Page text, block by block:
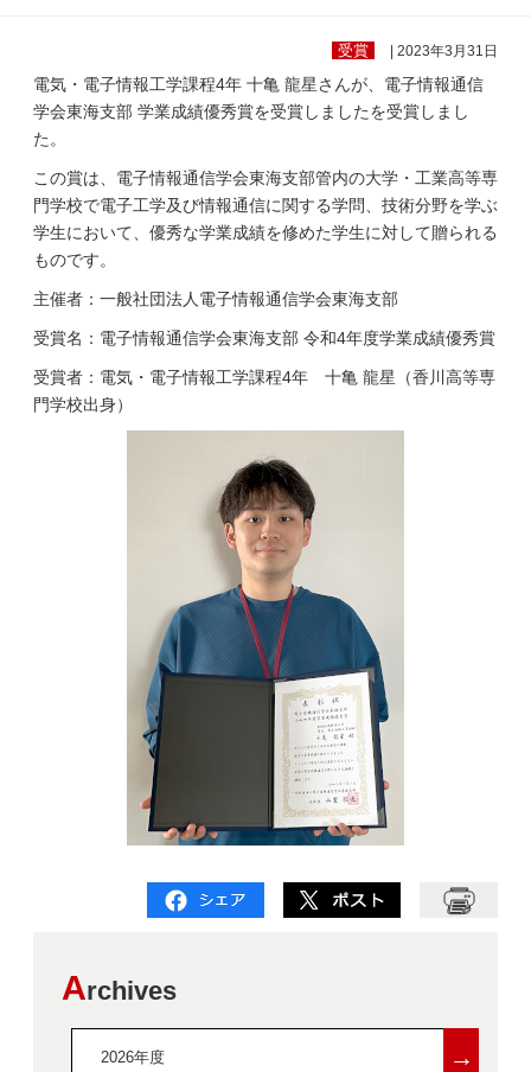
受賞 | 2023年3月31日
電気・電子情報工学課程4年 十亀 龍星さんが、電子情報通信
学会東海支部 学業成績優秀賞を受賞しましたを受賞しまし
た。
この賞は、電子情報通信学会東海支部管内の大学・工業高等専
門学校で電子工学及び情報通信に関する学問、技術分野を学ぶ
学生において、優秀な学業成績を修めた学生に対して贈られる
ものです。
主催者：一般社団法人電子情報通信学会東海支部
受賞名：電子情報通信学会東海支部 令和4年度学業成績優秀賞
受賞者：電気・電子情報工学課程4年 十亀 龍星（香川高等専
門学校出身）
Archives
2026年度 →